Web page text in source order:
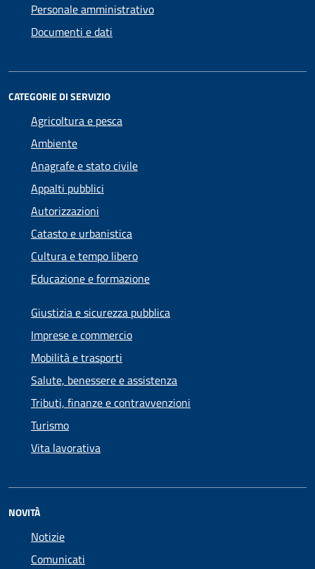
Personale amministrativo
Documenti e dati
CATEGORIE DI SERVIZIO
Agricoltura e pesca
Ambiente
Anagrafe e stato civile
Appalti pubblici
Autorizzazioni
Catasto e urbanistica
Cultura e tempo libero
Educazione e formazione
Giustizia e sicurezza pubblica
Imprese e commercio
Mobilità e trasporti
Salute, benessere e assistenza
Tributi, finanze e contravvenzioni
Turismo
Vita lavorativa
NOVITÀ
Notizie
Comunicati